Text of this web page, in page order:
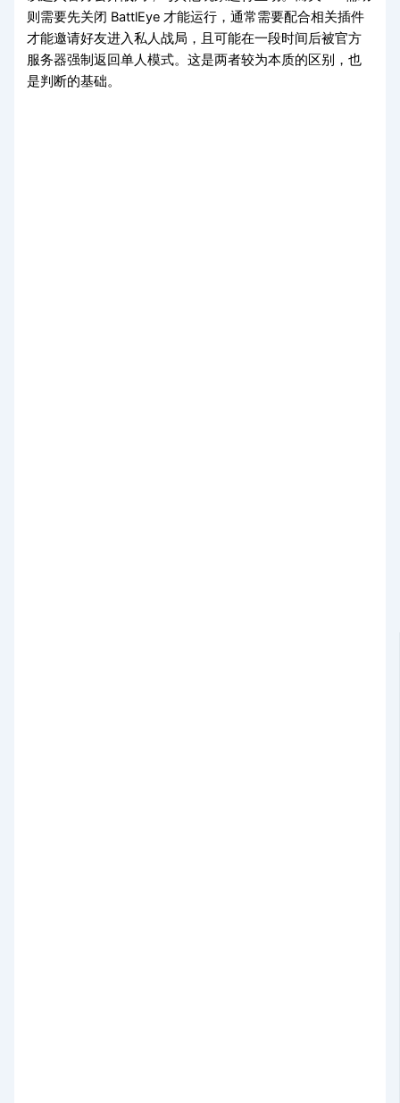
则需要先关闭 BattlEye 才能运行，通常需要配合相关插件
才能邀请好友进入私人战局，且可能在一段时间后被官方
服务器强制返回单人模式。这是两者较为本质的区别，也
是判断的基础。